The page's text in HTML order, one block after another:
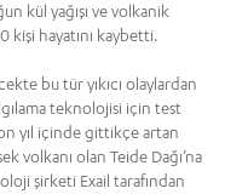
kül yağışı ve volkanik
kişi hayatını kaybetti.
bu tür yıkıcı olaylardan
teknolojisi için test
yıl içinde gittikçe artan
volkanı olan Teide Dağı’na
şirketi Exail tarafından